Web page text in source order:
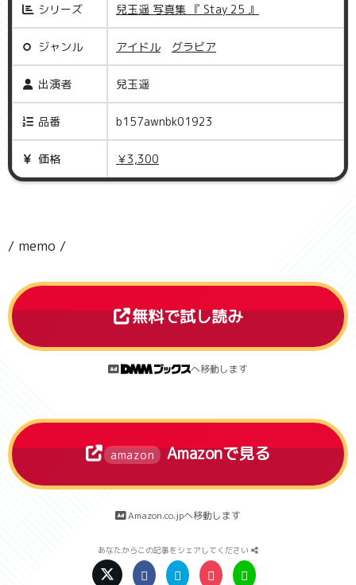
シリーズ 兒玉遥 写真集 『 Stay 25 』
ジャンル アイドル グラビア
出演者 兒玉遥
品番 b157awnbk01923
価格 ￥3,300
/ memo /
無料で試し読み
へ移動します
amazon Amazonで見る
Amazon.co.jpへ移動します
あなたからこの記事をシェアしてください